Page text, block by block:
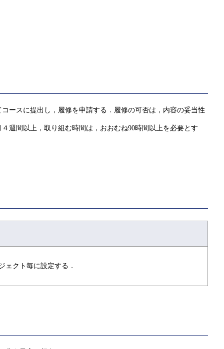
ースに提出し，履修を申請する．履修の可否は，内容の妥当性
週間以上，取り組む時間は，おおむね90時間以上を必要とす
ェクト毎に設定する．